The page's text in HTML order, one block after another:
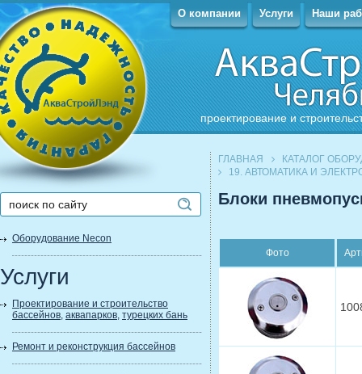
проектирование и
О компании Услуги Наши
Оборудование Necon
Услуги
Проектирование и строительство
бассейнов, аквапарков, турецких бань
Ремонт и реконструкция бассейнов
ГЛАВНАЯ
КАТАЛОГ
19. АВТОМАТИКА И
Блоки
Фото